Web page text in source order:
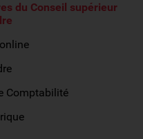
du Conseil supérieur
Comptabilité